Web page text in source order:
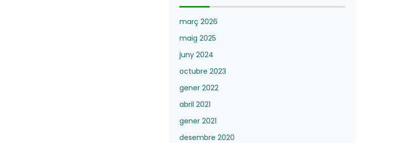
març 2026
maig 2025
juny 2024
octubre 2023
gener 2022
abril 2021
gener 2021
desembre 2020